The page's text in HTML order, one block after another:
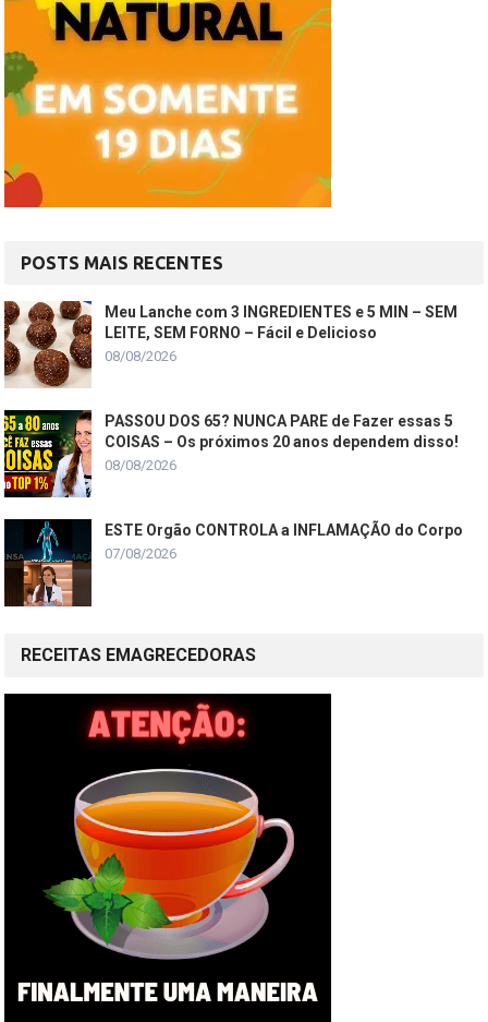
POSTS MAIS RECENTES
Meu Lanche com 3 INGREDIENTES e 5 MIN – SEM
LEITE, SEM FORNO – Fácil e Delicioso
08/08/2026
PASSOU DOS 65? NUNCA PARE de Fazer essas 5
COISAS – Os próximos 20 anos dependem disso!
08/08/2026
ESTE Orgão CONTROLA a INFLAMAÇÃO do Corpo
07/08/2026
RECEITAS EMAGRECEDORAS